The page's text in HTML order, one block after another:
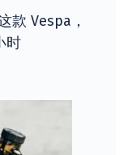
款 Vespa，
时